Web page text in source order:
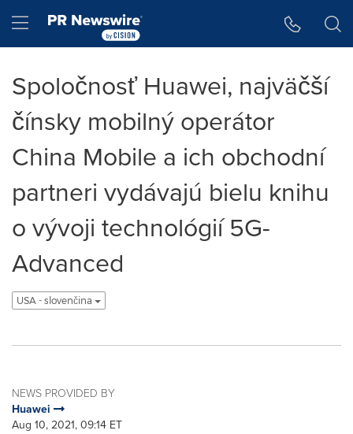
Hamburger menu
Spoločnosť Huawei, najväčší
čínsky mobilný operátor
China Mobile a ich obchodní
partneri vydávajú bielu knihu
o vývoji technológií 5G-
Advanced
USA - slovenčina
NEWS PROVIDED BY
Huawei
Aug 10, 2021, 09:14 ET